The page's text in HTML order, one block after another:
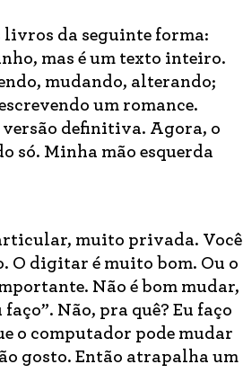
livros da seguinte forma:
mas é um texto inteiro.
mudando, alterando;
um romance.
versão definitiva. Agora, o
só. Minha mão esquerda
muito privada. Você
O digitar é muito bom. Ou o
Não é bom mudar,
faço”. Não, pra quê? Eu faço
o computador pode mudar
gosto. Então atrapalha um